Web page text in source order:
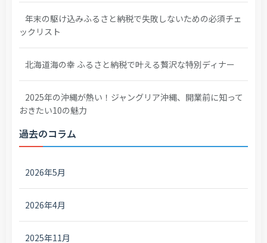
年末の駆け込みふるさと納税で失敗しないための必須チェ
ックリスト
北海道海の幸 ふるさと納税で叶える贅沢な特別ディナー
2025年の沖縄が熱い！ジャングリア沖縄、開業前に知って
おきたい10の魅力
過去のコラム
2026年5月
2026年4月
2025年11月